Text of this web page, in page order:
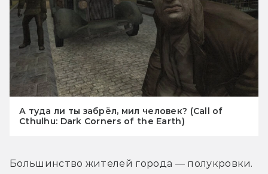
А туда ли ты забрёл, мил человек? (Call of
Cthulhu: Dark Corners of the Earth)
Большинство жителей города — полукровки.